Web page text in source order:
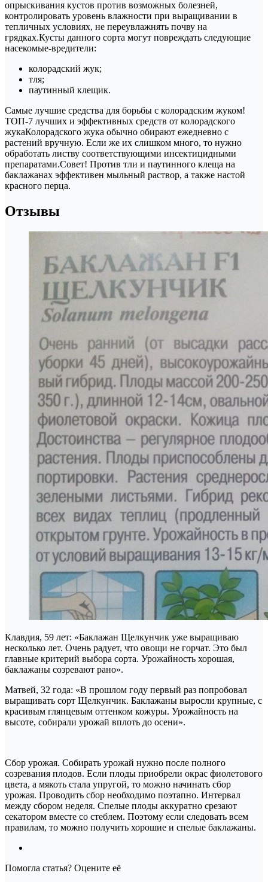
опрыскивания кустов против возможных болезней,
контролировать уровень влажности при выращивании в
тепличных условиях, не переувлажнять почву на
грядках.Кусты данного сорта могут повреждать следующие
насекомые-вредители:
колорадский жук;
тля;
паутинный клещик.
Самые лучшие средства для борьбы с колорадским жуком!
ТОП-7 лучших и эффективных средств от колорадского
жукаКолорадского жука обычно обирают ежедневно с
растений вручную. Если же их слишком много, то нужно
обработать листву соответствующими инсектицидными
препаратами.Совет! Против тли и паутинного клеща на
баклажанах эффективен мыльный раствор, а также настой
красного перца.
Отзывы
Клавдия, 59 лет: «Баклажан Щелкунчик уже выращиваю
несколько лет. Очень радует, что овощи не горчат. Это был
главные критерий выбора сорта. Урожайность хорошая,
баклажаны созревают рано».
Матвей, 32 года: «В прошлом году первый раз попробовал
выращивать сорт Щелкунчик. Баклажаны выросли крупные, с
красивым глянцевым оттенком кожуры. Урожайность на
высоте, собирали урожай вплоть до осени».
Сбор урожая. Собирать урожай нужно после полного
созревания плодов. Если плоды приобрели окрас фиолетового
цвета, а мякоть стала упругой, то можно начинать сбор
урожая. Проводить сбор необходимо поэтапно. Интервал
между сбором неделя. Спелые плоды аккуратно срезают
секатором вместе со стеблем. Поэтому если следовать всем
правилам, то можно получить хорошие и спелые баклажаны.
Помогла статья? Оцените её